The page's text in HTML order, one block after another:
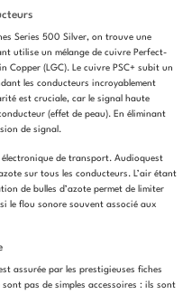
Series 500 Silver, on trouve une
utilise un mélange de cuivre Perfect-
Copper (LGC). Le cuivre PSC+ subit un
les conducteurs incroyablement
est cruciale, car le signal haute
(effet de peau). En éliminant
de signal.
électronique de transport. Audioquest
sur tous les conducteurs. L’air étant
de bulles d’azote permet de limiter
le flou sonore souvent associé aux
assurée par les prestigieuses fiches
pas de simples accessoires : ils sont